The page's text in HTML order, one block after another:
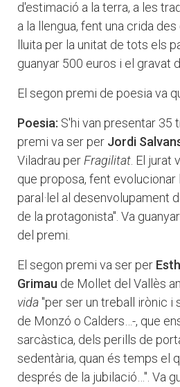
d'estimació a la terra, a les
a la llengua, fent una crida
lluita per la unitat de tots els
guanyar 500 euros i el gravat
El segon premi de poesia va
Poesia: S'hi van presentar 35
premi va ser per Jordi
Viladrau per Fragilitat . El
que proposa, fent
paral·lel al desenvolupament
de la protagonista". Va
del premi.
El segon premi va ser per
Grimau de Mollet del Vallès
vida "per ser un treball irònic i
de Monzó o Calders…-, que
sarcàstica, dels perills de
sedentària, quan és temps el
després de la jubilació…". Va